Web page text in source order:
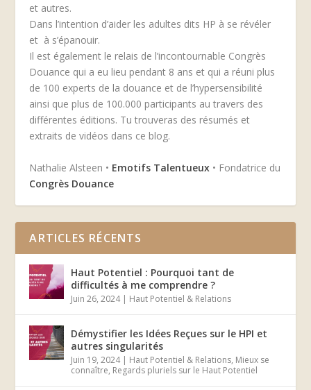
et autres.
Dans l’intention d’aider les adultes dits HP à se révéler
et à s’épanouir.
Il est également le relais de l’incontournable Congrès
Douance qui a eu lieu pendant 8 ans et qui a réuni plus
de 100 experts de la douance et de l’hypersensibilité
ainsi que plus de 100.000 participants au travers des
différentes éditions. Tu trouveras des résumés et
extraits de vidéos dans ce blog.
Nathalie Alsteen • Emotifs Talentueux • Fondatrice du
Congrès Douance
ARTICLES RÉCENTS
Haut Potentiel : Pourquoi tant de
difficultés à me comprendre ?
Juin 26, 2024| Haut Potentiel & Relations
Démystifier les Idées Reçues sur le HPI et
autres singularités
Juin 19, 2024| Haut Potentiel & Relations, Mieux se
connaître, Regards pluriels sur le Haut Potentiel